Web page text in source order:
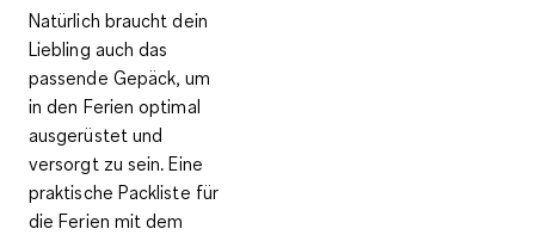
Natürlich braucht dein
Liebling auch das
passende Gepäck, um
in den Ferien optimal
ausgerüstet und
versorgt zu sein. Eine
praktische Packliste für
die Ferien mit dem